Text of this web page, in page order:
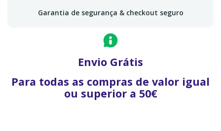
Garantia de segurança & checkout seguro
Envio Grátis
Para todas as compras de valor igual
ou superior a 50€